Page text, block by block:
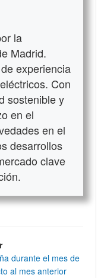
la
Madrid.
experiencia
Con
sostenible y
en el
en el
desarrollos
clave
durante el mes de
al mes anterior